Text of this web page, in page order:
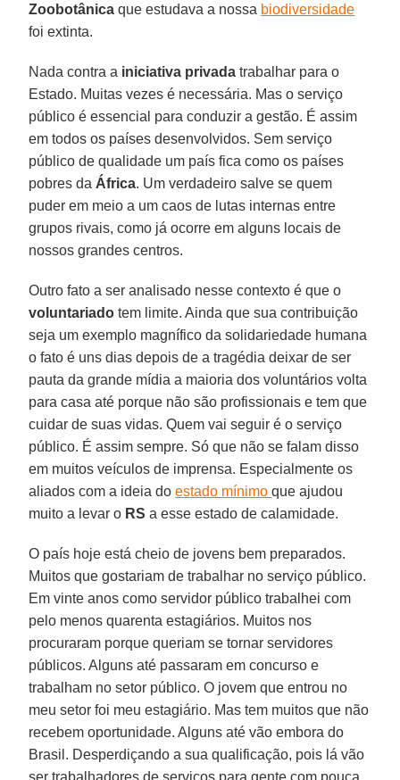
Zoobotânica que estudava a nossa biodiversidade
foi extinta.
Nada contra a iniciativa privada trabalhar para o
Estado. Muitas vezes é necessária. Mas o serviço
público é essencial para conduzir a gestão. É assim
em todos os países desenvolvidos. Sem serviço
público de qualidade um país fica como os países
pobres da África. Um verdadeiro salve se quem
puder em meio a um caos de lutas internas entre
grupos rivais, como já ocorre em alguns locais de
nossos grandes centros.
Outro fato a ser analisado nesse contexto é que o
voluntariado tem limite. Ainda que sua contribuição
seja um exemplo magnífico da solidariedade humana
o fato é uns dias depois de a tragédia deixar de ser
pauta da grande mídia a maioria dos voluntários volta
para casa até porque não são profissionais e tem que
cuidar de suas vidas. Quem vai seguir é o serviço
público. É assim sempre. Só que não se falam disso
em muitos veículos de imprensa. Especialmente os
aliados com a ideia doestado mínimoque ajudou
muito a levar o RS a esse estado de calamidade.
O país hoje está cheio de jovens bem preparados.
Muitos que gostariam de trabalhar no serviço público.
Em vinte anos como servidor público trabalhei com
pelo menos quarenta estagiários. Muitos nos
procuraram porque queriam se tornar servidores
públicos. Alguns até passaram em concurso e
trabalham no setor público. O jovem que entrou no
meu setor foi meu estagiário. Mas tem muitos que não
recebem oportunidade. Alguns até vão embora do
Brasil. Desperdiçando a sua qualificação, pois lá vão
ser trabalhadores de serviços para gente com pouca